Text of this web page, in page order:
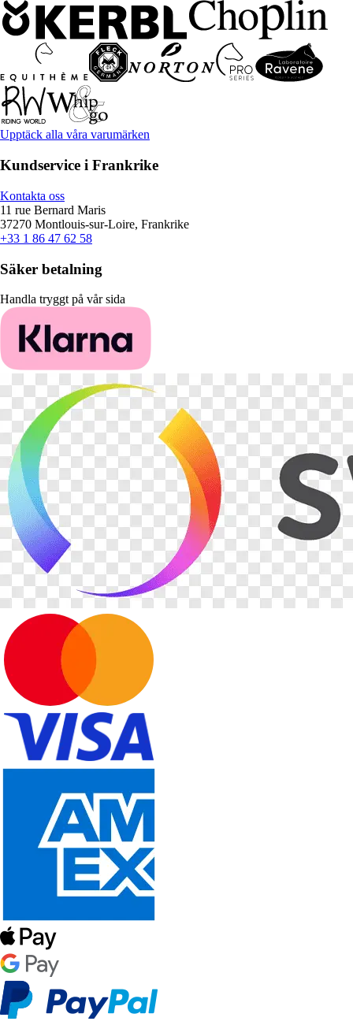
Upptäck alla våra varumärken
Kundservice i Frankrike
Kontakta oss
11 rue Bernard Maris
37270 Montlouis-sur-Loire, Frankrike
+33 1 86 47 62 58
Säker betalning
Handla tryggt på vår sida